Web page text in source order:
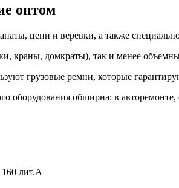
оптом
цепи и веревки, а также
краны, домкраты), так и менее
грузовые ремни, которые
оборудования обширна: в
лит.А